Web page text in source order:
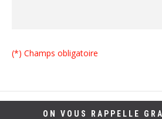
(*) Champs obligatoire
ON VOUS RAPPELLE